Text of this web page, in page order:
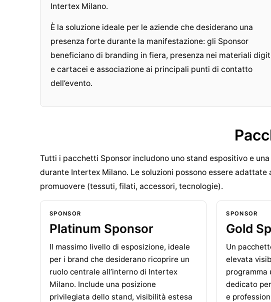
Intertex Milano.
È la soluzione ideale per le aziende che desiderano una
presenza forte durante la manifestazione: gli Sponsor
beneficiano di branding in fiera, presenza nei materiali
e cartacei e associazione ai principali punti di contatto
dell’evento.
Tutti i pacchetti Sponsor includono uno stand espositivo e
durante Intertex Milano. Le soluzioni possono essere
promuovere (tessuti, filati, accessori, tecnologie).
SPONSOR
Platinum Sponsor
Il massimo livello di esposizione, ideale
per i brand che desiderano ricoprire un
ruolo centrale all’interno di Intertex
Milano. Include una posizione
privilegiata dello stand, visibilità estesa
SPONSOR
Gold
Un
elevata
programma
dedicato
e